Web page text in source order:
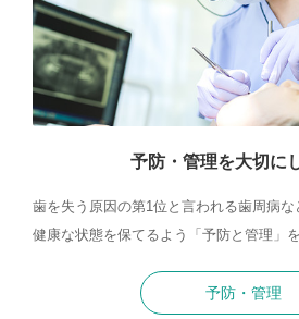
予防・管理を大切に
歯を失う原因の第1位と言われる歯周病な
健康な状態を保てるよう「予防と管理」
予防・管理